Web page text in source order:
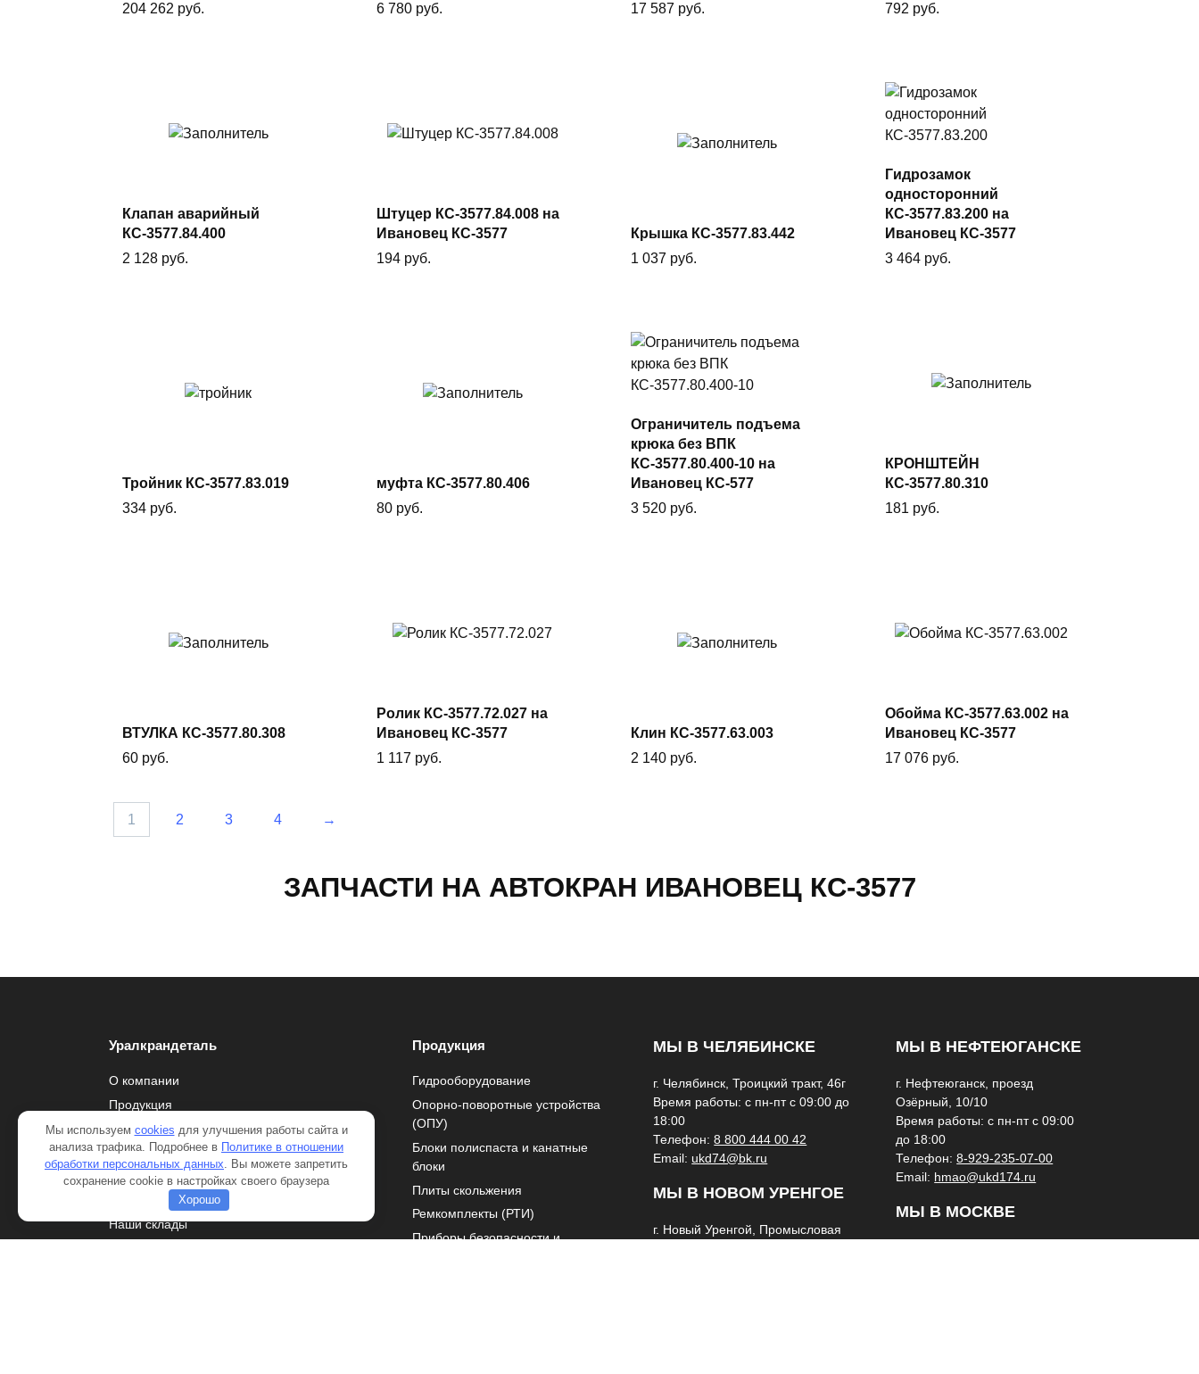
204 262 руб.
6 780 руб.
17 587 руб.
792 руб.
Клапан аварийный
КС-3577.84.400
2 128 руб.
Штуцер КС-3577.84.008 на
Ивановец КС-3577
194 руб.
Крышка КС-3577.83.442
1 037 руб.
В корзину
Гидрозамок
односторонний
КС-3577.83.200 на
Ивановец КС-3577
3 464 руб.
Тройник КС-3577.83.019
334 руб.
муфта КС-3577.80.406
80 руб.
В корзину
Ограничитель подъема
крюка без ВПК
КС-3577.80.400-10 на
Ивановец КС-577
3 520 руб.
КРОНШТЕЙН
КС-3577.80.310
181 руб.
ВТУЛКА КС-3577.80.308
60 руб.
Ролик КС-3577.72.027 на
Ивановец КС-3577
1 117 руб.
Клин КС-3577.63.003
2 140 руб.
Обойма КС-3577.63.002 на
Ивановец КС-3577
17 076 руб.
1 2 3 4 →
ЗАПЧАСТИ НА АВТОКРАН ИВАНОВЕЦ КС-3577
Уралкрандеталь
О компании
Продукция
Сертификаты и документы
Оплата и доставка
Отзывы
Наши склады
Продукция
Гидрооборудование
Опорно-поворотные устройства
(ОПУ)
Блоки полиспаста и канатные
блоки
Плиты скольжения
Ремкомплекты (РТИ)
Приборы безопасности и
МЫ В ЧЕЛЯБИНСКЕ
г. Челябинск, Троицкий тракт, 46г
Время работы: с пн-пт с 09:00 до
18:00
Телефон:8 800 444 00 42
Email: ukd74@bk.ru
МЫ В НОВОМ УРЕНГОЕ
г. Новый Уренгой, Промысловая
МЫ В НЕФТЕЮГАНСКЕ
г. Нефтеюганск, проезд
Озёрный, 10/10
Время работы: с пн-пт с 09:00
до 18:00
Телефон:8-929-235-07-00
Email: hmao@ukd174.ru
МЫ В МОСКВЕ
Мы используем cookies для улучшения работы сайта и
анализа трафика. Подробнее в Политике в отношении
обработки персональных данных . Вы можете запретить
сохранение cookie в настройках своего браузера
Хорошо